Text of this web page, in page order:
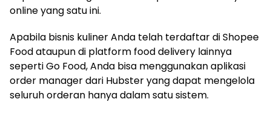
online yang satu ini.
Apabila bisnis kuliner Anda telah terdaftar di Shopee
Food ataupun di platform food delivery lainnya
seperti Go Food, Anda bisa menggunakan aplikasi
order manager dari Hubster yang dapat mengelola
seluruh orderan hanya dalam satu sistem.